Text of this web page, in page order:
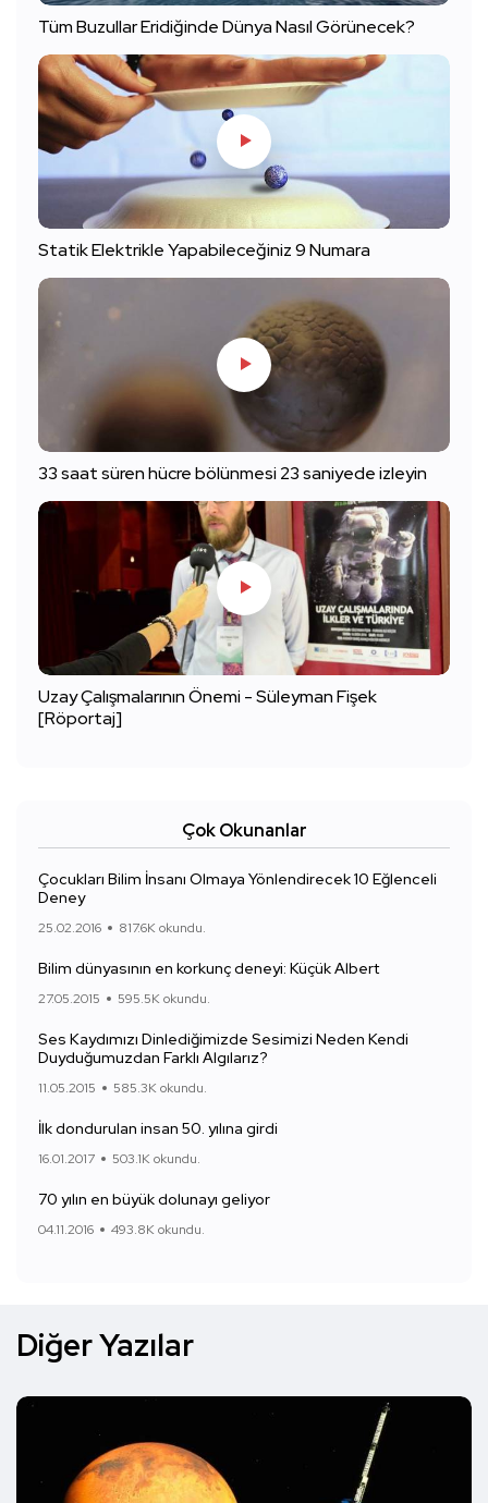
Tüm Buzullar Eridiğinde Dünya Nasıl Görünecek?
Statik Elektrikle Yapabileceğiniz 9 Numara
33 saat süren hücre bölünmesi 23 saniyede izleyin
Uzay Çalışmalarının Önemi - Süleyman Fişek
[Röportaj]
Çok Okunanlar
Çocukları Bilim İnsanı Olmaya Yönlendirecek 10 Eğlenceli
Deney
25.02.2016 817.6K okundu.
Bilim dünyasının en korkunç deneyi: Küçük Albert
27.05.2015 595.5K okundu.
Ses Kaydımızı Dinlediğimizde Sesimizi Neden Kendi
Duyduğumuzdan Farklı Algılarız?
11.05.2015 585.3K okundu.
İlk dondurulan insan 50. yılına girdi
16.01.2017 503.1K okundu.
70 yılın en büyük dolunayı geliyor
04.11.2016 493.8K okundu.
Diğer Yazılar